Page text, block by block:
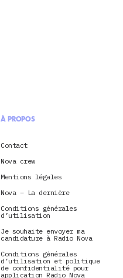
À PROPOS
Contact
Nova crew
Mentions légales
Nova – La dernière
Conditions générales
d’utilisation
Je souhaite envoyer ma
candidature à Radio Nova
Conditions générales
d’utilisation et politique
de confidentialité pour
application Radio Nova